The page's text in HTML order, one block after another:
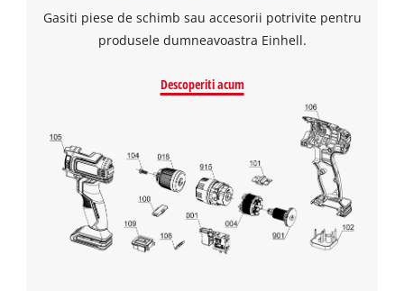
Gasiti piese de schimb sau accesorii potrivite pentru
produsele dumneavoastra Einhell.
Descoperiti acum